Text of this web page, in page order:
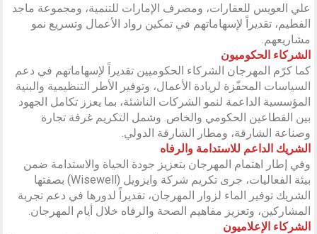
علي العويس للعقارات، ومصرف الإمارات للتنمية، ومجموعة ماجد
الفطيم، تقديراً لإسهاماتهم في تمكين رواد الأعمال وتسريع نمو
مشاريعهم.
الشركاء الحكوميون
كما كرّم المهرجان الشركاء الحكوميين تقديراً لإسهاماتهم في دعم
السياسات المحفّزة لريادة الأعمال، وتوفير الأطر التنظيمية والبنية
المؤسسية الداعمة لنمو الشركات الناشئة، بما يعزز تكامل الجهود
بين القطاعين الحكومي والخاص. وشمل التكريم غرفة تجارة
وصناعة الشارقة، ومطار الشارقة الدولي.
الشريك الداعم للاستدامة والرفاه
وفي إطار اهتمام المهرجان بتعزيز جودة الحياة والاستدامة ضمن
بيئة الفعاليات، جرى تكريم شركة وايزويل (Wisewell) بصفتها
الشريك توفير الماء لزوار المهرجان، تقديراً لدورها في دعم تجربة
المشاركين، وتعزيز مفاهيم الصحة والرفاه خلال أيام المهرجان.
الشركاء الإعلاميون